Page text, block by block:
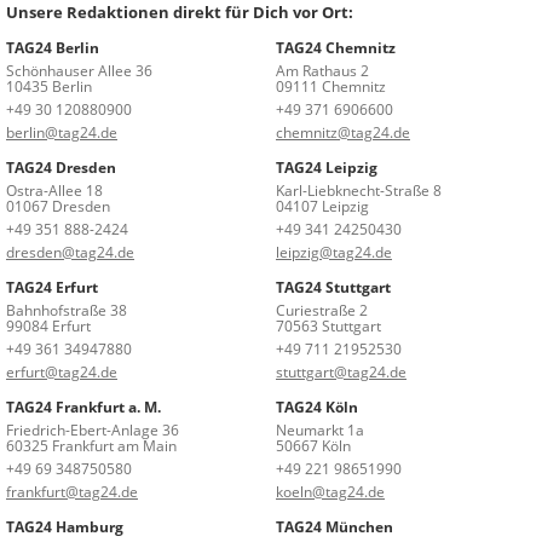
Unsere Redaktionen direkt für Dich vor Ort:
TAG24 Berlin
Schönhauser Allee 36
10435 Berlin
+49 30 120880900
berlin@tag24.de
TAG24 Chemnitz
Am Rathaus 2
09111 Chemnitz
+49 371 6906600
chemnitz@tag24.de
TAG24 Dresden
Ostra-Allee 18
01067 Dresden
+49 351 888-2424
dresden@tag24.de
TAG24 Leipzig
Karl-Liebknecht-Straße 8
04107 Leipzig
+49 341 24250430
leipzig@tag24.de
TAG24 Erfurt
Bahnhofstraße 38
99084 Erfurt
+49 361 34947880
erfurt@tag24.de
TAG24 Stuttgart
Curiestraße 2
70563 Stuttgart
+49 711 21952530
stuttgart@tag24.de
TAG24 Frankfurt a. M.
Friedrich-Ebert-Anlage 36
60325 Frankfurt am Main
+49 69 348750580
frankfurt@tag24.de
TAG24 Köln
Neumarkt 1a
50667 Köln
+49 221 98651990
koeln@tag24.de
TAG24 Hamburg
TAG24 München